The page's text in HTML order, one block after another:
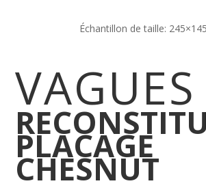
Échantillon de taille:
PLACAGE
CHESNUT